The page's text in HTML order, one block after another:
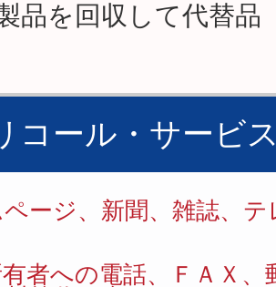
品を回収して代替品
コール・サービ
ージ、新聞、雑誌、
者への電話、ＦＡＸ